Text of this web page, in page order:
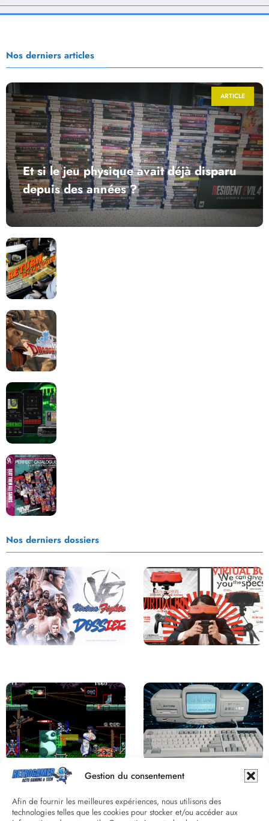
Gestion du consentement
Afin de fournir les meilleures expériences, nous utilisons des
technologies telles que les cookies pour stocker et/ou accéder aux
Nos derniers articles
ARTICLE
Et si le jeu physique avait déjà disparu
depuis des années ?
Nos derniers dossiers
Derrière le pixel : L’art caché de la
hitbox
Une machine incroyable et
inconnue : le Batong BT-686